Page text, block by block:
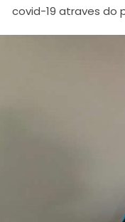
covid-19 atraves do